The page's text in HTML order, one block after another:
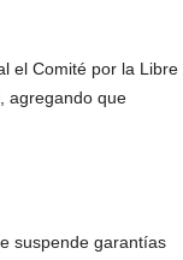
el Comité por la Libre
agregando que
suspende garantías